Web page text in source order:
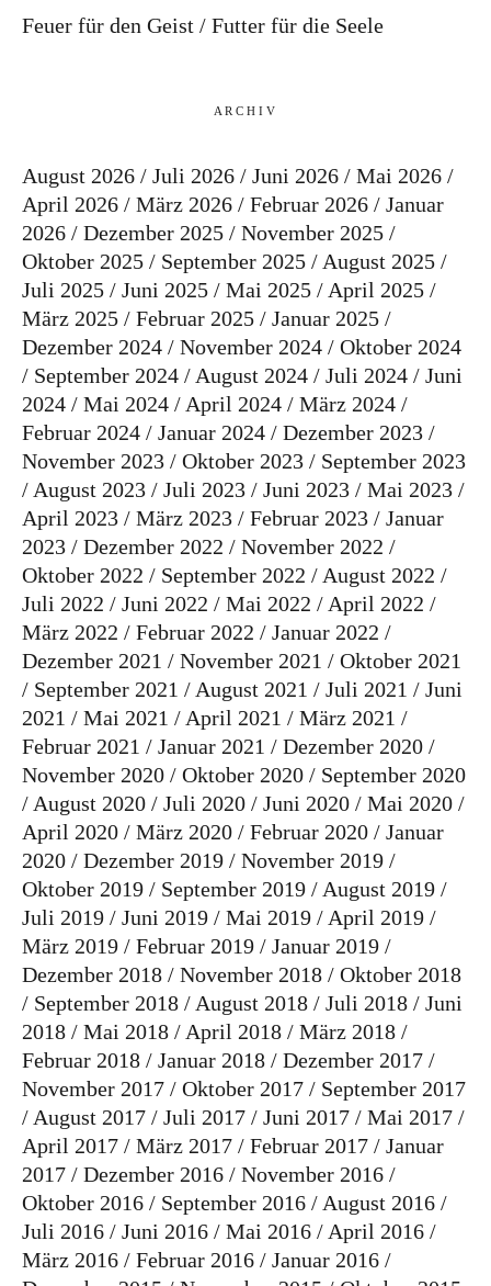
Feuer für den Geist Futter für die Seele
ARCHIV
August 2026 Juli 2026 Juni 2026
Mai 2026
April 2026
März 2026 Februar 2026
Januar
2026
Dezember 2025
November 2025
Oktober 2025
September 2025
August 2025
Juli 2025
Juni 2025 Mai 2025
April 2025
März 2025
Februar 2025
Januar 2025
Dezember 2024
November 2024
Oktober 2024
September 2024
August 2024 Juli 2024
Juni
2024
Mai 2024 April 2024
März 2024
Februar 2024
Januar 2024
Dezember 2023
November 2023
Oktober 2023
September 2023
August 2023
Juli 2023 Juni 2023
Mai 2023
April 2023
März 2023 Februar 2023
Januar
2023
Dezember 2022
November 2022
Oktober 2022
September 2022
August 2022
Juli 2022
Juni 2022 Mai 2022
April 2022
März 2022
Februar 2022
Januar 2022
Dezember 2021
November 2021
Oktober 2021
September 2021
August 2021 Juli 2021
Juni
2021
Mai 2021 April 2021
März 2021
Februar 2021
Januar 2021
Dezember 2020
November 2020
Oktober 2020
September 2020
August 2020
Juli 2020 Juni 2020
Mai 2020
April 2020
März 2020 Februar 2020
Januar
2020
Dezember 2019
November 2019
Oktober 2019
September 2019
August 2019
Juli 2019
Juni 2019 Mai 2019
April 2019
März 2019
Februar 2019
Januar 2019
Dezember 2018
November 2018
Oktober 2018
September 2018
August 2018 Juli 2018
Juni
2018
Mai 2018 April 2018
März 2018
Februar 2018
Januar 2018
Dezember 2017
November 2017
Oktober 2017
September 2017
August 2017
Juli 2017 Juni 2017
Mai 2017
April 2017
März 2017 Februar 2017
Januar
2017
Dezember 2016
November 2016
Oktober 2016
September 2016
August 2016
Juli 2016
Juni 2016 Mai 2016
April 2016
März 2016
Februar 2016
Januar 2016